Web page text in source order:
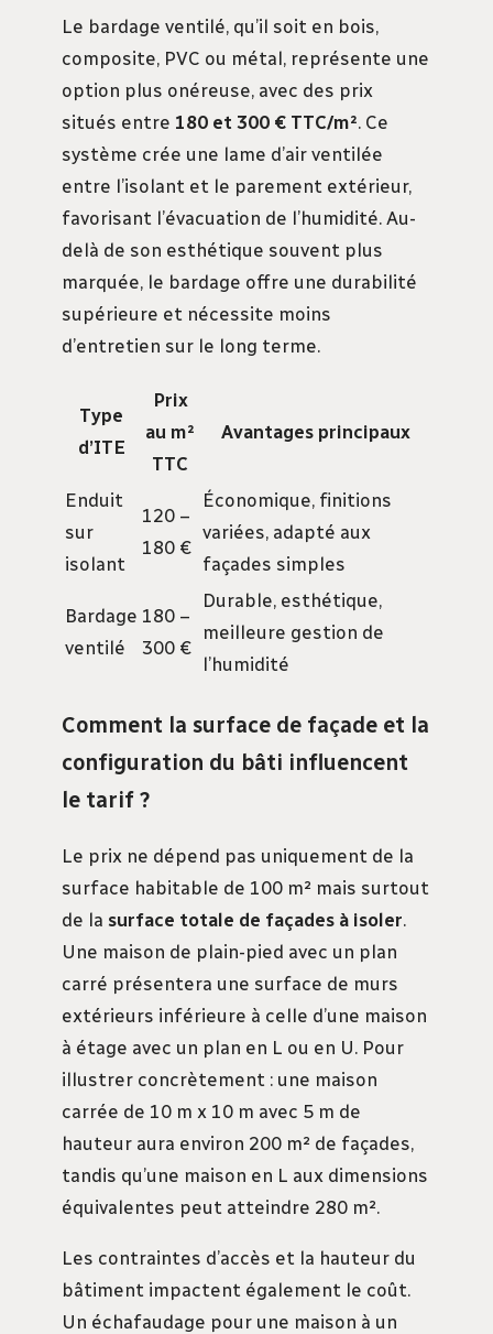
Le bardage ventilé, qu’il soit en bois,
composite, PVC ou métal, représente une
option plus onéreuse, avec des prix
situés entre 180 et 300 € TTC/m². Ce
système crée une lame d’air ventilée
entre l’isolant et le parement extérieur,
favorisant l’évacuation de l’humidité. Au-
delà de son esthétique souvent plus
marquée, le bardage offre une durabilité
supérieure et nécessite moins
d’entretien sur le long terme.
Type
d’ITE
Prix
au m²
TTC
Avantages principaux
Enduit
sur
isolant
120 –
180 €
Économique, finitions
variées, adapté aux
façades simples
Bardage
ventilé
180 –
300 €
Durable, esthétique,
meilleure gestion de
l’humidité
Comment la surface de façade et la
configuration du bâti influencent
le tarif ?
Le prix ne dépend pas uniquement de la
surface habitable de 100 m² mais surtout
de la surface totale de façades à isoler.
Une maison de plain-pied avec un plan
carré présentera une surface de murs
extérieurs inférieure à celle d’une maison
à étage avec un plan en L ou en U. Pour
illustrer concrètement : une maison
carrée de 10 m x 10 m avec 5 m de
hauteur aura environ 200 m² de façades,
tandis qu’une maison en L aux dimensions
équivalentes peut atteindre 280 m².
Les contraintes d’accès et la hauteur du
bâtiment impactent également le coût.
Un échafaudage pour une maison à un